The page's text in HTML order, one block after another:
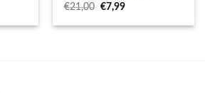
€21,00 Il
originale
€7,99Il
attuale